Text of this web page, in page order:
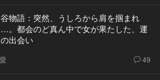
物語：突然、うしろから肩を掴まれ
。都会のど真ん中で女が果たした、運
出会い
49